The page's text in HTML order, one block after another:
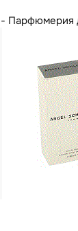
- Парфюмерия